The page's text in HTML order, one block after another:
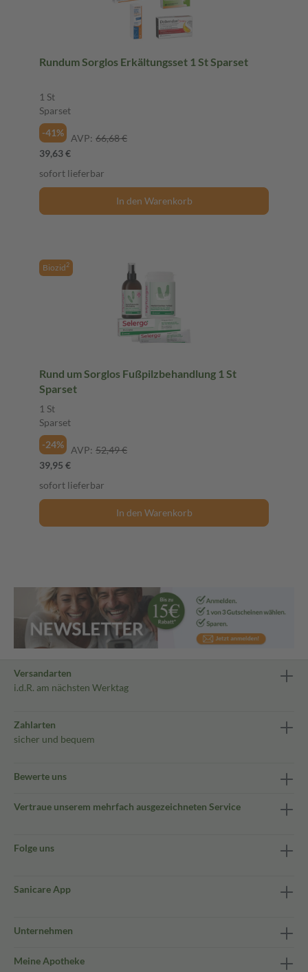
Rundum Sorglos Erkältungsset 1 St Sparset
1 St
Sparset
-41%
AVP: 66,68 €
39,63 €
sofort lieferbar
In den Warenkorb
Biozid2
Rund um Sorglos Fußpilzbehandlung 1 St
Sparset
1 St
Sparset
-24%
AVP: 52,49 €
39,95 €
sofort lieferbar
In den Warenkorb
Versandarten
i.d.R. am nächsten Werktag
Zahlarten
sicher und bequem
Bewerte uns
Vertraue unserem mehrfach ausgezeichneten Service
Folge uns
Sanicare App
Unternehmen
Meine Apotheke